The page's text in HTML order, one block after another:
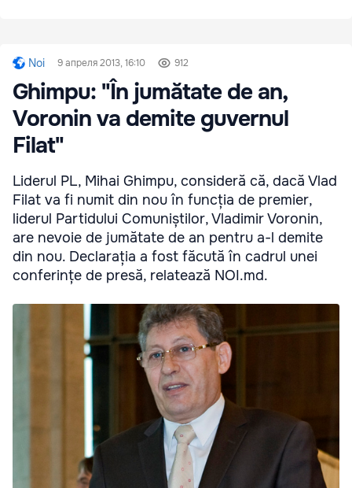
Noi 9 апреля 2013, 16:10 912
Ghimpu: "În jumătate de an,
Voronin va demite guvernul
Filat"
Liderul PL, Mihai Ghimpu, consideră că, dacă Vlad
Filat va fi numit din nou în funcția de premier,
liderul Partidului Comuniștilor, Vladimir Voronin,
are nevoie de jumătate de an pentru a-l demite
din nou. Declarația a fost făcută în cadrul unei
conferințe de presă, relatează NOI.md.